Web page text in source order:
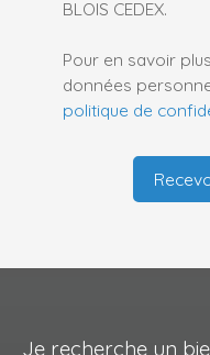
BLOIS CEDEX.
Pour en savoir
données
politique de
Je recherche un